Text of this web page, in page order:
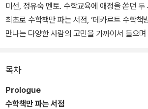
미선, 정유숙 멘토. 수학교육에 애정을 쏟던
최초로 수학책만 파는 서점, ‘데카르트 수학책
만나는 다양한 사람의 고민을 가까이서 들으
집이 없는 것처럼, 수학을 문제가 아니라 하나
한 호기심으로 접해야 수학과의 문제(불화)도
책』이라는 제목도 그렇게 탄생했다.
목차
Prologue
수학책만 파는 서점